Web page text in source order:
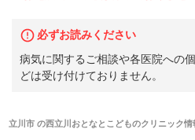
必ずお読みください
病気に関するご相談や各医院への
どは受け付けておりません。
立川市の西立川おとなとこどものクリニック情